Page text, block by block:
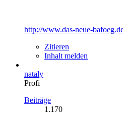
http://www.das-neue-
Zitieren
Inhalt melden
nataly
Profi
Beiträge
1.170